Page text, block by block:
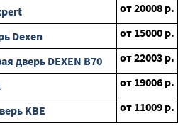
от20008 р.
Dexen
от 15000 р.
дверь DEXEN B70
от22003 р.
от 19006 р.
KBE
от 11009 р.